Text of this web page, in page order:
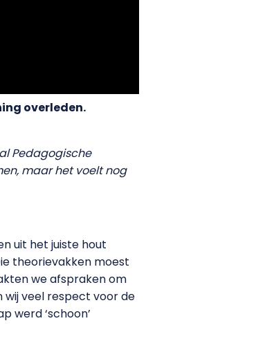
overleden.
Pedagogische
maar het voelt nog
uit het juiste hout
theorievakken moest
we afspraken om
wij veel respect voor de
werd ‘schoon’